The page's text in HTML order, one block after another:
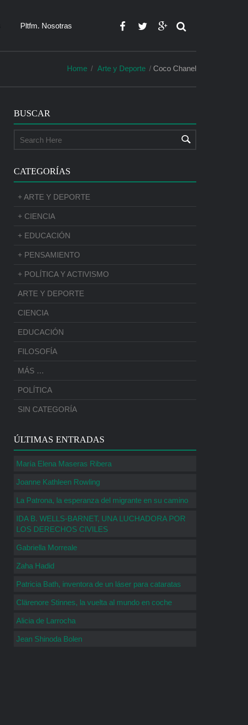
Pltfm. Nosotras
Home Arte y Deporte Coco Chanel
BUSCAR
CATEGORÍAS
+ ARTE Y DEPORTE
+ CIENCIA
+ EDUCACIÓN
+ PENSAMIENTO
+ POLÍTICA Y ACTIVISMO
ARTE Y DEPORTE
CIENCIA
EDUCACIÓN
FILOSOFÍA
MÁS …
POLÍTICA
SIN CATEGORÍA
ÚLTIMAS ENTRADAS
María Elena Maseras Ribera
Joanne Kathleen Rowling
La Patrona, la esperanza del migrante en su camino
IDA B. WELLS-BARNET, UNA LUCHADORA POR
LOS DERECHOS CIVILES
Gabriella Morreale
Zaha Hadid
Patricia Bath, inventora de un láser para cataratas
Clärenore Stinnes, la vuelta al mundo en coche
Alicia de Larrocha
Jean Shinoda Bolen